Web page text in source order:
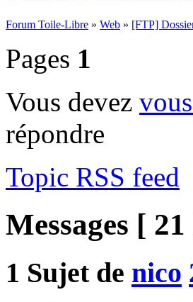
Forum Toile-Libre » Web » [FTP]
Pages 1
Vous devez
répondre
Topic RSS feed
Messages [ 21
1 Sujet de nico